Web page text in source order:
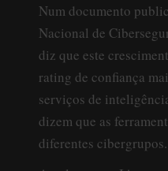
Num documento
Nacional de
diz que este
rating de confiança
serviços de
dizem que as
diferentes cibergrupos.